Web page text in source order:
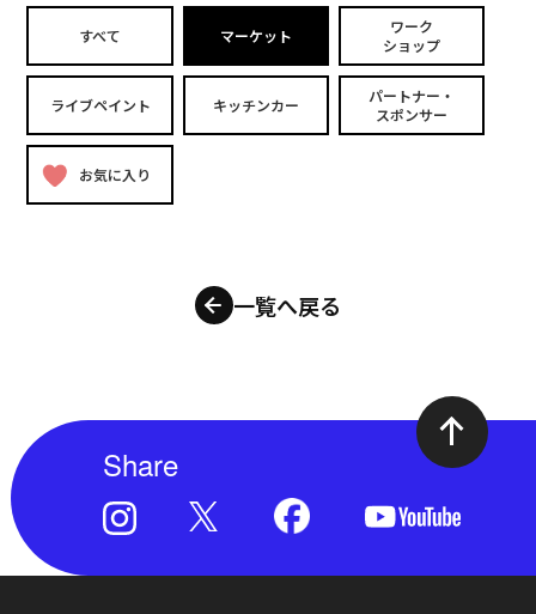
すべて マーケット
ワーク
ショップ
ライブペイント キッチンカー
パートナー・
スポンサー
お気に入り
一覧へ戻る
Share